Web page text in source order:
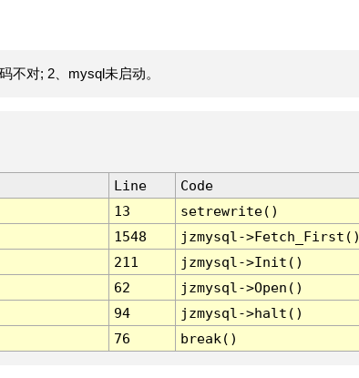
不对; 2、mysql未启动。
Line
Code
13
setrewrite()
1548
jzmysql-
211
jzmysql->Init()
62
jzmysql->Open()
94
jzmysql->halt()
76 break()